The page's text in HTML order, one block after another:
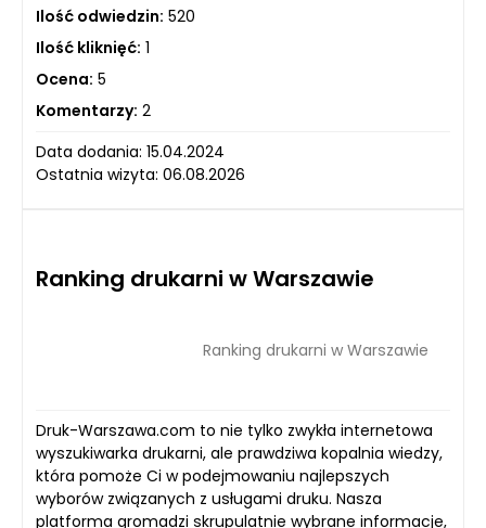
Ilość odwiedzin: 520
Ilość kliknięć: 1
Ocena: 5
Komentarzy: 2
Data dodania: 15.04.2024
Ostatnia wizyta: 06.08.2026
Ranking drukarni w Warszawie
Ranking drukarni w Warszawie
Druk-Warszawa.com to nie tylko zwykła internetowa
wyszukiwarka drukarni, ale prawdziwa kopalnia wiedzy,
która pomoże Ci w podejmowaniu najlepszych
wyborów związanych z usługami druku. Nasza
platforma gromadzi skrupulatnie wybrane informacje,